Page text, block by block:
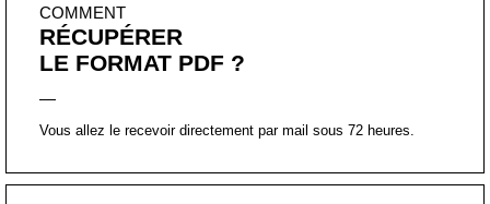
COMMENT
RÉCUPÉRER
LE FORMAT PDF ?
Vous allez le recevoir directement par mail sous 72 heures.